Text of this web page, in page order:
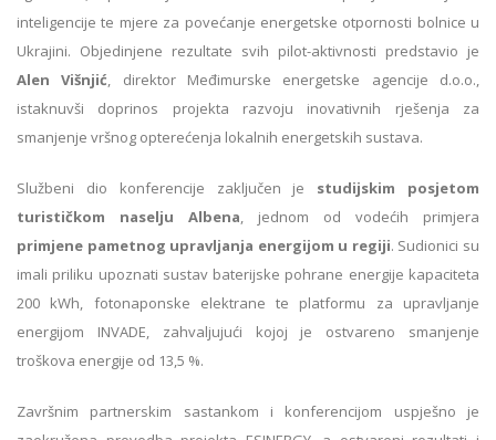
inteligencije te mjere za povećanje energetske otpornosti bolnice u
Ukrajini. Objedinjene rezultate svih pilot-aktivnosti predstavio je
Alen Višnjić , direktor Međimurske energetske agencije d.o.o.,
istaknuvši doprinos projekta razvoju inovativnih rješenja za
smanjenje vršnog opterećenja lokalnih energetskih sustava.
Službeni dio konferencije zaključen je studijskim posjetom
turističkom naselju Albena , jednom od vodećih primjera
primjene pametnog upravljanja energijom u regiji. Sudionici su
imali priliku upoznati sustav baterijske pohrane energije kapaciteta
200 kWh, fotonaponske elektrane te platformu za upravljanje
energijom INVADE, zahvaljujući kojoj je ostvareno smanjenje
troškova energije od 13,5 %.
Završnim partnerskim sastankom i konferencijom uspješno je